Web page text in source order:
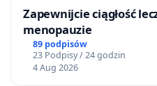
Zapewnijcie ciągłość
menopauzie
89 podpisów
23 Podpisy / 24 godzin
4 Aug 2026